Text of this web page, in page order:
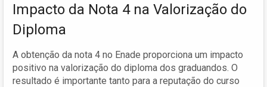
Impacto da Nota 4 na Valorização do
Diploma
A obtenção da nota 4 no Enade proporciona um impacto
positivo na valorização do diploma dos graduandos. O
resultado é importante tanto para a reputação do curso